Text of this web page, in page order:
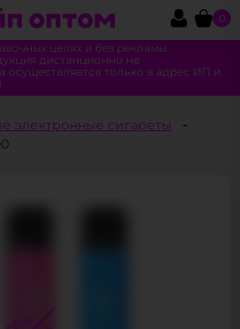
0
целях и без рекламы.
дистанционно не
осуществляется только в адрес ИП и
электронные сигареты